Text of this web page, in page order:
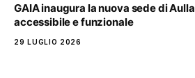
GAIA inaugura la nuova sede di
accessibile e funzionale
29 LUGLIO 2026